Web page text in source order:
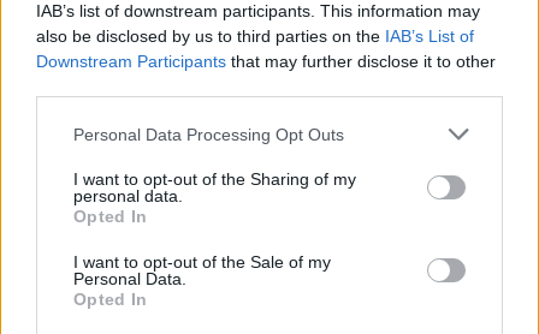
IAB’s list of downstream participants. This information may
also be disclosed by us to third parties on the IAB’s List of
Downstream Participants that may further disclose it to other
Personal Data Processing Opt Outs
I want to opt-out of the Sharing of my
personal data.
Opted In
I want to opt-out of the Sale of my
Personal Data.
Opted In
Câmara de Alcácer do Sal lança concurso de 283 mil euros
para Ligações Terra-Rio
público para a execução...